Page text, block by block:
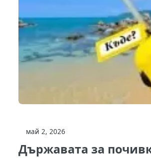
май 2, 2026
Държавата за